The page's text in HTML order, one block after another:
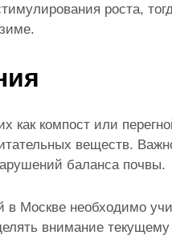
роста,
как компост или
веществ.
баланса почвы.
Москве необходимо
внимание